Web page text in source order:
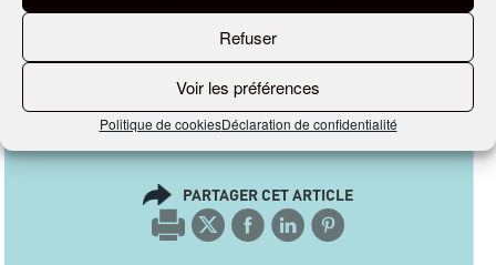
Refuser
Voir les préférences
Politique de cookiesDéclaration de confidentialité
PARTAGER CET ARTICLE